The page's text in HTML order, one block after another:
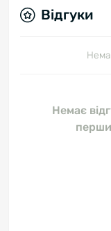
Відгуки
Немає